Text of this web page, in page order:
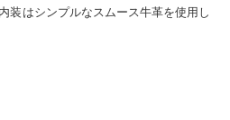
装はシンプルなスムース牛革を使用し